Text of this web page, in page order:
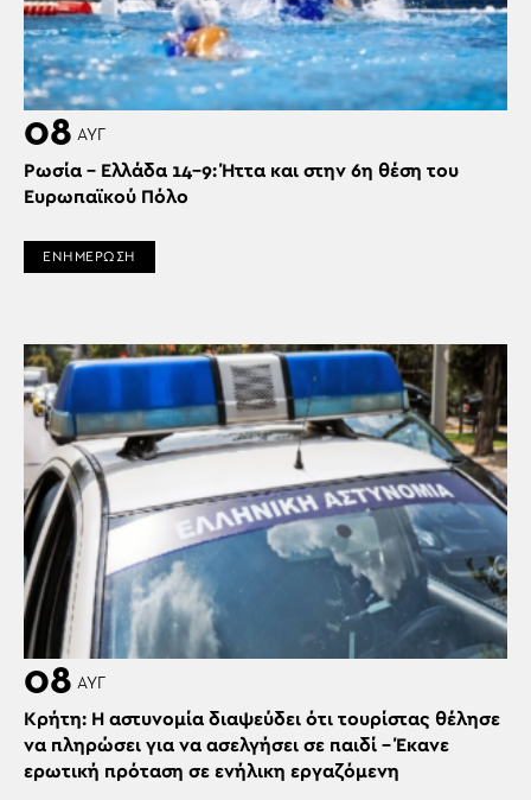
08 ΑΥΓ
Ρωσία – Ελλάδα 14-9: Ήττα και στην 6η θέση του
Ευρωπαϊκού Πόλο
ΕΝΗΜΕΡΩΣΗ
08 ΑΥΓ
Κρήτη: Η αστυνομία διαψεύδει ότι τουρίστας θέλησε
να πληρώσει για να ασελγήσει σε παιδί – Έκανε
ερωτική πρόταση σε ενήλικη εργαζόμενη